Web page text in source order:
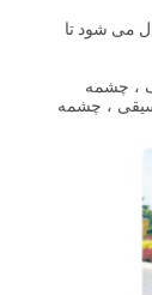
می شود تا
، چشمه
، چشمه